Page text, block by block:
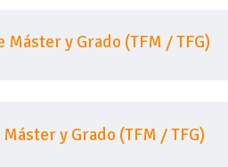
y Grado (TFM / TFG)
y Grado (TFM / TFG)